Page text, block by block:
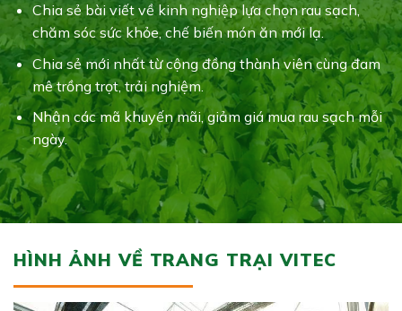
Chia sẻ bài viết về kinh nghiệp lựa chọn rau sạch,
chăm sóc sức khỏe, chế biến món ăn mới lạ.
Chia sẻ mới nhất từ cộng đồng thành viên cùng đam
mê trồng trọt, trải nghiệm.
Nhận các mã khuyến mãi, giảm giá mua rau sạch mỗi
ngày.
HÌNH ẢNH VỀ TRANG TRẠI VITEC